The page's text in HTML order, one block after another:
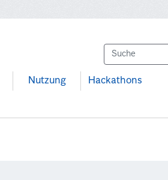
Nutzung Hackathons